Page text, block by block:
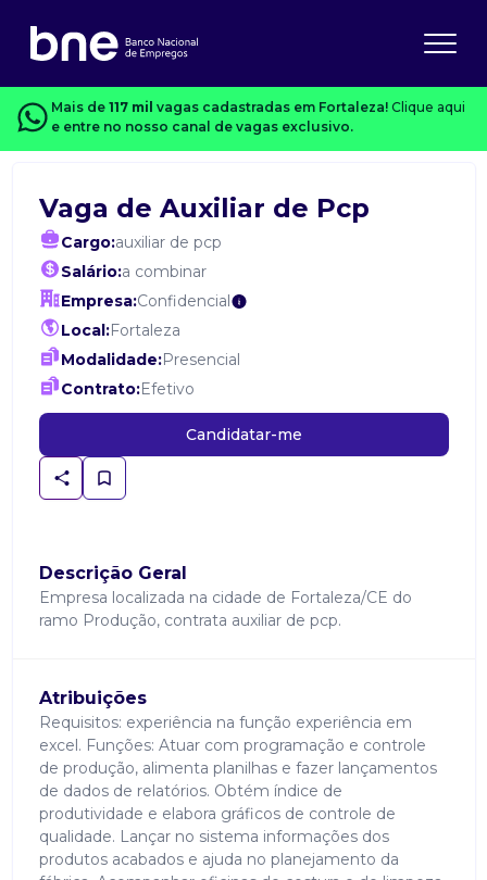
Mais de 117 mil vagas cadastradas em Fortaleza! Clique aqui
e entre no nosso canal de vagas exclusivo.
Vaga de Auxiliar de Pcp
Cargo:auxiliar de pcp
Salário:a combinar
Empresa:Confidencial
Local:Fortaleza
Modalidade:Presencial
Contrato:Efetivo
Candidatar-me
Descrição Geral
Empresa localizada na cidade de Fortaleza/CE do
ramo Produção, contrata auxiliar de pcp.
Atribuições
Requisitos: experiência na função experiência em
excel. Funções: Atuar com programação e controle
de produção, alimenta planilhas e fazer lançamentos
de dados de relatórios. Obtém índice de
produtividade e elabora gráficos de controle de
qualidade. Lançar no sistema informações dos
produtos acabados e ajuda no planejamento da